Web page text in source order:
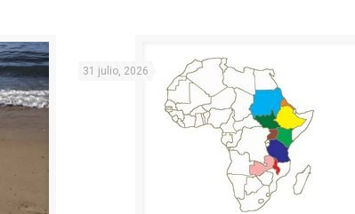
31 julio, 2026